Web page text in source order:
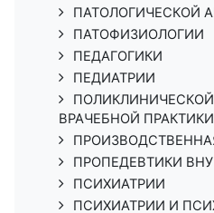
ПАТОЛОГИЧЕСКОЙ
ПАТОФИЗИОЛОГИИ
ПЕДАГОГИКИ
ПЕДИАТРИИ
ВРАЧЕБНОЙ ПРАКТИКИ
ПРОПЕДЕВТИКИ
ПСИХИАТРИИ
ПСИХИАТРИИ И